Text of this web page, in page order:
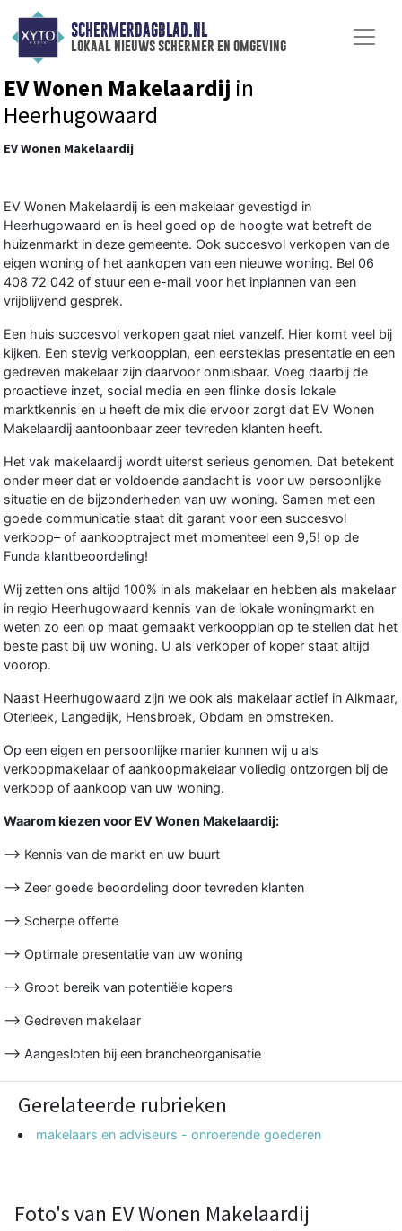
SCHERMERDAGBLAD.NL
lokaal nieuws schermer en omgeving
EV Wonen Makelaardij in
Heerhugowaard
EV Wonen Makelaardij
EV Wonen Makelaardij is een makelaar gevestigd in
Heerhugowaard en is heel goed op de hoogte wat betreft de
huizenmarkt in deze gemeente. Ook succesvol verkopen van de
eigen woning of het aankopen van een nieuwe woning. Bel 06
408 72 042 of stuur een e-mail voor het inplannen van een
vrijblijvend gesprek.
Een huis succesvol verkopen gaat niet vanzelf. Hier komt veel bij
kijken. Een stevig verkoopplan, een eersteklas presentatie en een
gedreven makelaar zijn daarvoor onmisbaar. Voeg daarbij de
proactieve inzet, social media en een flinke dosis lokale
marktkennis en u heeft de mix die ervoor zorgt dat EV Wonen
Makelaardij aantoonbaar zeer tevreden klanten heeft.
Het vak makelaardij wordt uiterst serieus genomen. Dat betekent
onder meer dat er voldoende aandacht is voor uw persoonlijke
situatie en de bijzonderheden van uw woning. Samen met een
goede communicatie staat dit garant voor een succesvol
verkoop– of aankooptraject met momenteel een 9,5! op de
Funda klantbeoordeling!
Wij zetten ons altijd 100% in als makelaar en hebben als makelaar
in regio Heerhugowaard kennis van de lokale woningmarkt en
weten zo een op maat gemaakt verkoopplan op te stellen dat het
beste past bij uw woning. U als verkoper of koper staat altijd
voorop.
Naast Heerhugowaard zijn we ook als makelaar actief in Alkmaar,
Oterleek, Langedijk, Hensbroek, Obdam en omstreken.
Op een eigen en persoonlijke manier kunnen wij u als
verkoopmakelaar of aankoopmakelaar volledig ontzorgen bij de
verkoop of aankoop van uw woning.
Waarom kiezen voor EV Wonen Makelaardij:
–> Kennis van de markt en uw buurt
–> Zeer goede beoordeling door tevreden klanten
–> Scherpe offerte
–> Optimale presentatie van uw woning
–> Groot bereik van potentiële kopers
–> Gedreven makelaar
–> Aangesloten bij een brancheorganisatie
Gerelateerde rubrieken
makelaars en adviseurs - onroerende goederen
Foto's van EV Wonen Makelaardij